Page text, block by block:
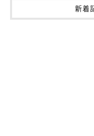
新着